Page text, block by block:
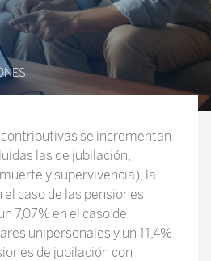
se incrementan
las de jubilación,
y supervivencia), la
caso de las pensiones
7,07% en el caso de
unipersonales y un 11,4%
de jubilación con